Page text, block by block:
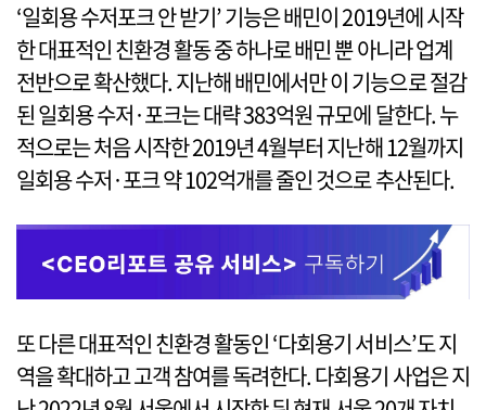
‘일회용 수저포크 안 받기’ 기능은 배민이 2019년에 시작
한 대표적인 친환경 활동 중 하나로 배민 뿐 아니라 업계
전반으로 확산했다. 지난해 배민에서만 이 기능으로 절감
된 일회용 수저·포크는 대략 383억원 규모에 달한다. 누
적으로는 처음 시작한 2019년 4월부터 지난해 12월까지
일회용 수저·포크 약 102억개를 줄인 것으로 추산된다.
또 다른 대표적인 친환경 활동인 ‘다회용기 서비스’도 지
역을 확대하고 고객 참여를 독려한다. 다회용기 사업은 지